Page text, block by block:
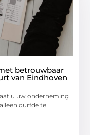
betrouwbaar
van Eindhoven
u uw onderneming
durfde te